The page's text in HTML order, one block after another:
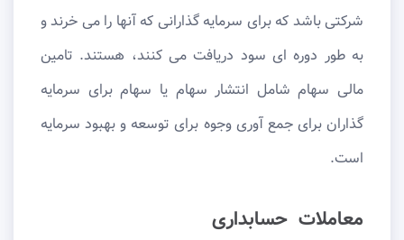
شرکتی باشد که برای سرمایه گذارانی که آنها را می خرند و
به طور دوره ای سود دریافت می کنند، هستند. تامین
مالی سهام شامل انتشار سهام یا سهام برای سرمایه
گذاران برای جمع آوری وجوه برای توسعه و بهبود سرمایه
است.
معاملات حسابداری